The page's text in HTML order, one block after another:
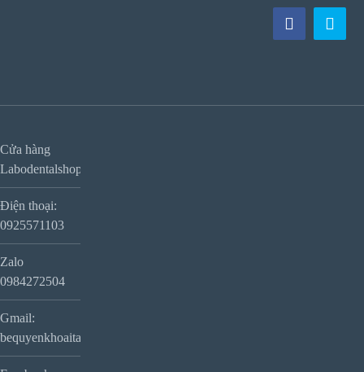
Cửa hàng
Labodentalshop
Điện thoại:
0925571103
Zalo
0984272504
Gmail:
bequyenkhoaitay@gmail.com